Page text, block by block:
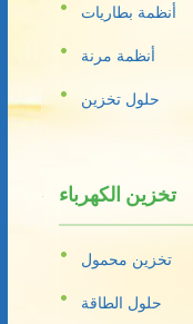
أنظمة بطاريات
أنظمة مرنة
حلول تخزين
تخزين الكهرباء
تخزين محمول
حلول الطاقة